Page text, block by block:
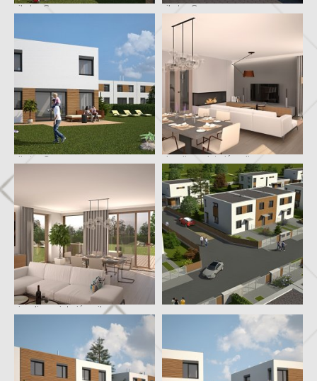
vila typ C vila typ C
vila typ C vizualizace interiéru vily
vizualizace interiéru vily